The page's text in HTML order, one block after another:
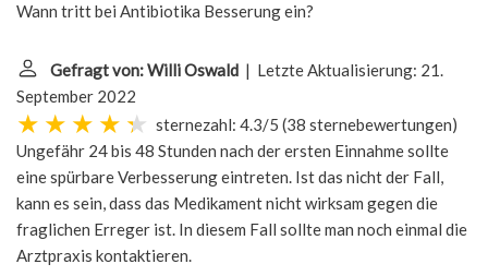
Wann tritt bei Antibiotika Besserung ein?
Gefragt von: Willi Oswald | Letzte Aktualisierung: 21.
September 2022
sternezahl: 4.3/5 (38 sternebewertungen)
Ungefähr 24 bis 48 Stunden nach der ersten Einnahme sollte
eine spürbare Verbesserung eintreten. Ist das nicht der Fall,
kann es sein, dass das Medikament nicht wirksam gegen die
fraglichen Erreger ist. In diesem Fall sollte man noch einmal die
Arztpraxis kontaktieren.